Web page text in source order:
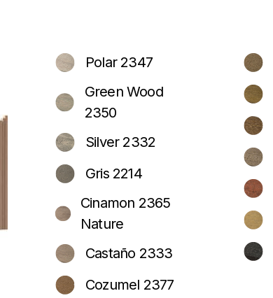
Polar 2347
Green Wood
2350
Silver 2332
Gris 2214
Cinamon 2365
Nature
Castaño 2333
Cozumel 2377